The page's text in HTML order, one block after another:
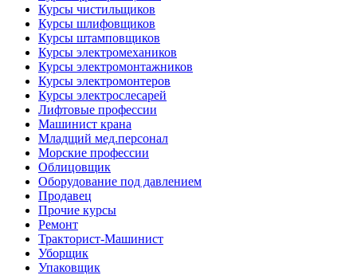
Курсы чистильщиков
Курсы шлифовщиков
Курсы штамповщиков
Курсы электромехаников
Курсы электромонтажников
Курсы электромонтеров
Курсы электрослесарей
Лифтовые профессии
Машинист крана
Младщий мед.персонал
Морские профессии
Облицовщик
Оборудование под давлением
Продавец
Прочие курсы
Ремонт
Тракторист-Машинист
Уборщик
Упаковщик